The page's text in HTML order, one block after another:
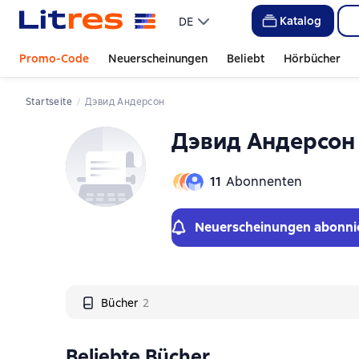
DE Katalog
Promo-Code Neuerscheinungen Beliebt Hörbücher
Startseite Дэвид Андерсон
Дэвид Андерсон
11 Abonnenten
Neuerscheinungen
Bücher 2
Слайдер с книгами
Слайдер с книгами